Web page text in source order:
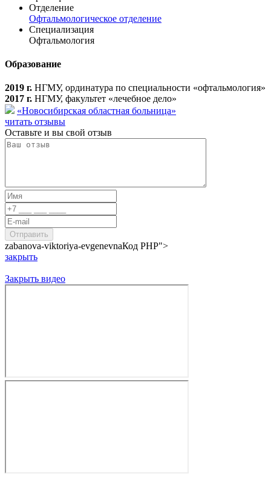
Отделение
Офтальмологическое отделение
Специализация
Офтальмология
Образование
2019 г. НГМУ, ординатура по специальности «офтальмология»
2017 г. НГМУ, факультет «лечебное дело»
«Новосибирская областная больница»
читать отзывы
Оставьте и вы свой отзыв
zabanova-viktoriya-evgenevnaКод PHP">
закрыть
Закрыть видео